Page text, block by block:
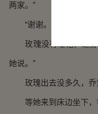
两家。”
“谢谢。”
玫瑰没有理他，起身
她说。”
玫瑰出去没多久，乔
等她来到床边坐下，